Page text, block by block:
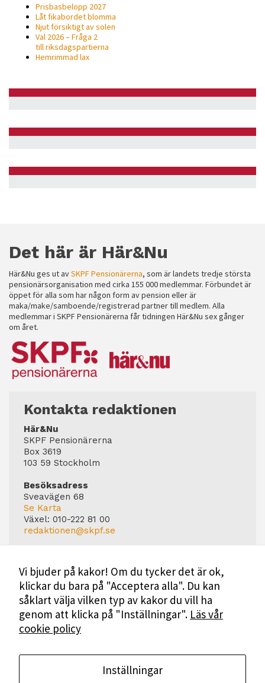
Prisbasbelopp 2027
Låt fikabordet blomma
Njut försiktigt av solen
Val 2026 – Fråga 2
till riksdagspartierna
Hemrimmad lax
Det här är Här&Nu
Här&Nu ges ut avSKPF Pensionärerna, som är landets tredje största
pensionärsorganisation med cirka 155 000 medlemmar. Förbundet är
öppet för alla som har någon form av pension eller är
maka/make/samboende/registrerad partner till medlem. Alla
medlemmar i SKPF Pensionärerna får tidningen Här&Nu sex gånger
om året.
Kontakta redaktionen
Här&Nu
SKPF Pensionärerna
Box 3619
103 59 Stockholm
Besöksadress
Sveavägen 68
Se Karta
Växel: 010-222 81 00
redaktionen@skpf.se
Markus Dahlberg
Tel: 0720-88 17 17
markus.dahlberg@skpf.se
Annonsering
Swartling & Bergström Media
Birger Jarlsgatan 110
Tel: 08-545 160 60
Vi bjuder på kakor! Om du tycker det är ok,
klickar du bara på "Acceptera alla". Du kan
såklart välja vilken typ av kakor du vill ha
genom att klicka på "Inställningar". Läs vår
cookie policy
Inställningar